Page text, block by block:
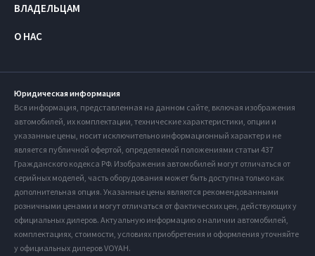
ВЛАДЕЛЬЦАМ
О НАС
Юридическая информация
Вся информация, представленная на данном сайте, включая изображения
автомобилей, их комплектации, технические характеристики, опции и
указанные цены, носит исключительно информационный характер и не
является публичной офертой, определяемой положениями статьи 437
Гражданского кодекса РФ. Изображения автомобилей могут отличаться от
серийных моделей, часть оборудования может быть доступна только как
дополнительная опция. Указанные цены являются рекомендованными
розничными ценами и могут отличаться от фактических цен, действующих у
официальных дилеров. Актуальную информацию о наличии автомобилей,
комплектациях, стоимости, условиях приобретения и оформления уточняйте
у официальных дилеров VOYAH.